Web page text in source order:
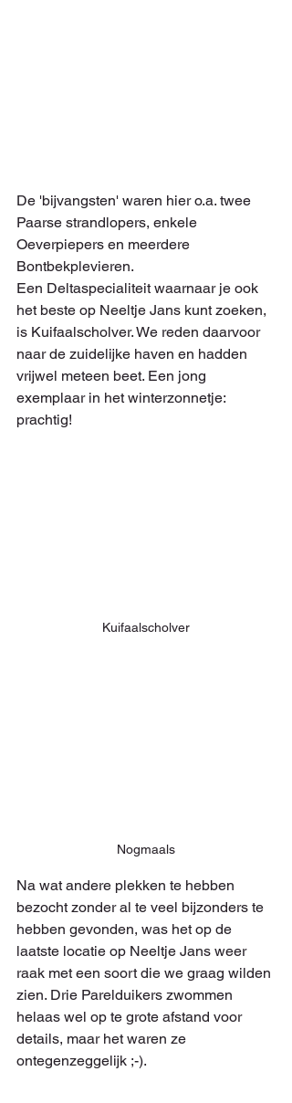
De 'bijvangsten' waren hier o.a. twee
Paarse strandlopers, enkele
Oeverpiepers en meerdere
Bontbekplevieren.
Een Deltaspecialiteit waarnaar je ook
het beste op Neeltje Jans kunt zoeken,
is Kuifaalscholver. We reden daarvoor
naar de zuidelijke haven en hadden
vrijwel meteen beet. Een jong
exemplaar in het winterzonnetje:
prachtig!
Kuifaalscholver
Nogmaals
Na wat andere plekken te hebben
bezocht zonder al te veel bijzonders te
hebben gevonden, was het op de
laatste locatie op Neeltje Jans weer
raak met een soort die we graag wilden
zien. Drie Parelduikers zwommen
helaas wel op te grote afstand voor
details, maar het waren ze
ontegenzeggelijk ;-).